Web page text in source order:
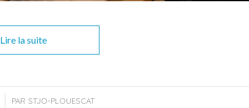
Lire la suite
PAR STJO-PLOUESCAT